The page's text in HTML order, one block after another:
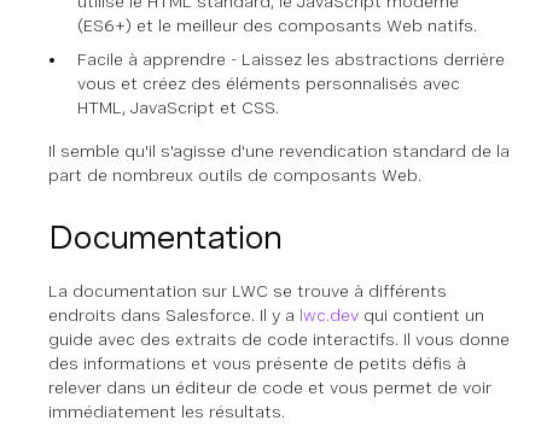
(ES6+) et le meilleur des composants Web natifs.
Facile à apprendre - Laissez les abstractions derrière
vous et créez des éléments personnalisés avec
HTML, JavaScript et CSS.
Il semble qu'il s'agisse d'une revendication standard de la
part de nombreux outils de composants Web.
Documentation
La documentation sur LWC se trouve à différents
endroits dans Salesforce. Il y a lwc.dev qui contient un
guide avec des extraits de code interactifs. Il vous donne
des informations et vous présente de petits défis à
relever dans un éditeur de code et vous permet de voir
immédiatement les résultats.